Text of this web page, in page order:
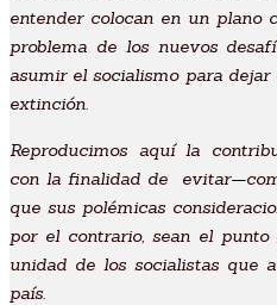
X
entender colocan en un
problema de los nuevos
asumir el socialismo para
extinción.
Reproducimos aquí la
con la finalidad de
que sus polémicas
por el contrario, sean el
unidad de los socialistas que
país.